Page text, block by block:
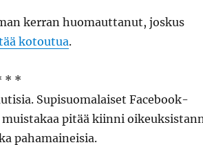
kerran huomauttanut, joskus
kotoutua.
* *
Supisuomalaiset Facebook-
pitää kiinni
pahamaineisia.